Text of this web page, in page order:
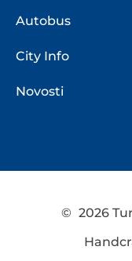
Autobus
City Info
Novosti
© 2026